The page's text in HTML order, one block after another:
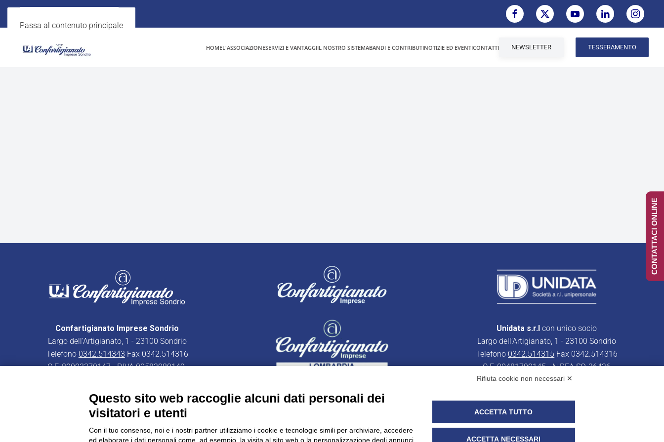
Passa al contenuto principale
HOMEL'ASSOCIAZIONESERVIZI E VANTAGGIIL NOSTRO SISTEMABANDI E CONTRIBUTINOTIZIE ED EVENTICONTATTI NEWSLETTER TESSERAMENTO
Confartigianato Imprese Sondrio
Largo dell’Artigianato, 1 - 23100 Sondrio
Telefono 0342.514343 Fax 0342.514316
C.F. 80003370147 - P.IVA 00582080149
Unidata s.r.l con unico socio
Largo dell’Artigianato, 1 - 23100 Sondrio
Telefono 0342.514315 Fax 0342.514316
C.F. 00481790145 - N.REA SO-36426
PEC:unidata.sondrio@legalmail.it
CONTATTACI ONLINE
Rifiuta cookie non necessari ✕
Questo sito web raccoglie alcuni dati personali dei
visitatori e utenti
Con il tuo consenso, noi e i nostri partner utilizziamo i cookie e tecnologie simili per archiviare, accedere
ed elaborare i dati personali come, ad esempio, la visita al sito web o la personalizzazione degli annunci.
ACCETTA TUTTO
ACCETTA NECESSARI